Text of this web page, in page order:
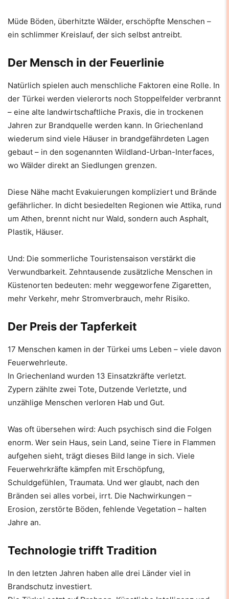
Müde Böden, überhitzte Wälder, erschöpfte Menschen –
ein schlimmer Kreislauf, der sich selbst antreibt.
Der Mensch in der Feuerlinie
Natürlich spielen auch menschliche Faktoren eine Rolle. In
der Türkei werden vielerorts noch Stoppelfelder verbrannt
– eine alte landwirtschaftliche Praxis, die in trockenen
Jahren zur Brandquelle werden kann. In Griechenland
wiederum sind viele Häuser in brandgefährdeten Lagen
gebaut – in den sogenannten Wildland-Urban-Interfaces,
wo Wälder direkt an Siedlungen grenzen.
Diese Nähe macht Evakuierungen kompliziert und Brände
gefährlicher. In dicht besiedelten Regionen wie Attika, rund
um Athen, brennt nicht nur Wald, sondern auch Asphalt,
Plastik, Häuser.
Und: Die sommerliche Touristensaison verstärkt die
Verwundbarkeit. Zehntausende zusätzliche Menschen in
Küstenorten bedeuten: mehr weggeworfene Zigaretten,
mehr Verkehr, mehr Stromverbrauch, mehr Risiko.
Der Preis der Tapferkeit
17 Menschen kamen in der Türkei ums Leben – viele davon
Feuerwehrleute.
In Griechenland wurden 13 Einsatzkräfte verletzt.
Zypern zählte zwei Tote, Dutzende Verletzte, und
unzählige Menschen verloren Hab und Gut.
Was oft übersehen wird: Auch psychisch sind die Folgen
enorm. Wer sein Haus, sein Land, seine Tiere in Flammen
aufgehen sieht, trägt dieses Bild lange in sich. Viele
Feuerwehrkräfte kämpfen mit Erschöpfung,
Schuldgefühlen, Traumata. Und wer glaubt, nach den
Bränden sei alles vorbei, irrt. Die Nachwirkungen –
Erosion, zerstörte Böden, fehlende Vegetation – halten
Jahre an.
Technologie trifft Tradition
In den letzten Jahren haben alle drei Länder viel in
Brandschutz investiert.